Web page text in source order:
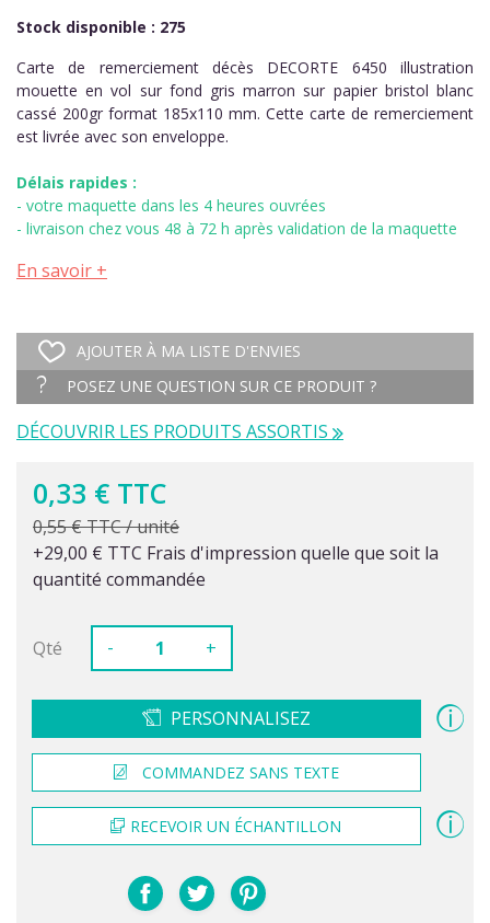
(1 avis)
Stock disponible : 275
Carte de remerciement décès DECORTE 6450 illustration
mouette en vol sur fond gris marron sur papier bristol blanc
cassé 200gr format 185x110 mm. Cette carte de remerciement
est livrée avec son enveloppe.
Délais rapides :
- votre maquette dans les 4 heures ouvrées
- livraison chez vous 48 à 72 h après validation de la maquette
En savoir +
AJOUTER À MA LISTE D'ENVIES
POSEZ UNE QUESTION SUR CE PRODUIT ?
DÉCOUVRIR LES PRODUITS ASSORTIS
0,33 € TTC
0,55 € TTC / unité
+29,00 € TTC Frais d'impression quelle que soit la
quantité commandée
Qté - +
PERSONNALISEZ
COMMANDEZ SANS TEXTE
RECEVOIR UN ÉCHANTILLON